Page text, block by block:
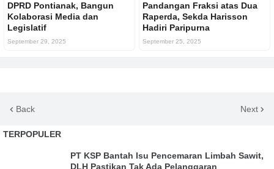
DPRD Pontianak, Bangun
Kolaborasi Media dan
Legislatif
September 29, 2025
Pandangan Fraksi atas Dua
Raperda, Sekda Harisson
Hadiri Paripurna
September 25, 2025
Back Next
TERPOPULER
PT KSP Bantah Isu Pencemaran Limbah Sawit,
DLH Pastikan Tak Ada Pelanggaran